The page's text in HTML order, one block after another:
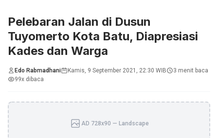
Pelebaran Jalan di Dusun
Tuyomerto Kota Batu, Diapresiasi
Kades dan Warga
Edo Rabmadhani Kamis, 9 September 2021, 22:30 WIB
3 menit baca
99x dibaca
AD 728x90 — Landscape